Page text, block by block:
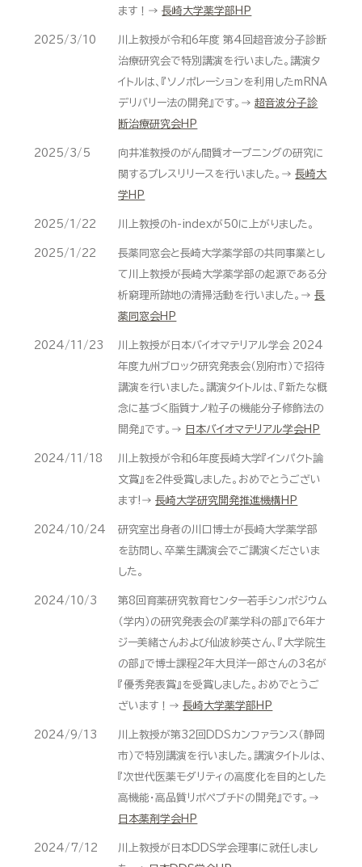
ます！→長崎大学薬学部HP
2025/3/10
川上教授が令和6年度 第4回超音波分子診断
治療研究会で特別講演を行いました。講演タ
イトルは、『ソノポレーションを利用したmRNA
デリバリー法の開発』です。→超音波分子診
断治療研究会HP
2025/3/5
向井准教授のがん間質オープニングの研究に
関するプレスリリースを行いました。→長崎大
学HP
2025/1/22 川上教授のh-indexが50に上がりました。
2025/1/22
長薬同窓会と長崎大学薬学部の共同事業とし
て川上教授が長崎大学薬学部の起源である分
析窮理所跡地の清掃活動を行いました。→長
薬同窓会HP
2024/11/23
川上教授が日本バイオマテリアル学会 2024
年度九州ブロック研究発表会（別府市）で招待
講演を行いました。講演タイトルは、『新たな概
念に基づく脂質ナノ粒子の機能分子修飾法の
開発』です。→
日本バイオマテリアル学会HP
2024/11/18
川上教授が令和6年度長崎大学『インパクト論
文賞』を2件受賞しました。おめでとうござい
ます!→長崎大学研究開発推進機構HP
2024/10/24
研究室出身者の川口博士が長崎大学薬学部
を訪問し、卒業生講演会でご講演くださいま
した。
2024/10/3
第8回育薬研究教育センター若手シンポジウム
（学内）の研究発表会の『薬学科の部』で6年ナ
ジー美緒さんおよび仙波紗英さん、『大学院生
の部』で博士課程2年大貝洋一郎さんの3名が
『優秀発表賞』を受賞しました。おめでとうご
ざいます！→長崎大学薬学部HP
2024/9/13
川上教授が第32回DDSカンファランス（静岡
市）で特別講演を行いました。講演タイトルは、
『次世代医薬モダリティの高度化を目的とした
高機能・高品質リポペプチドの開発』です。→
日本薬剤学会HP
2024/7/12
川上教授が日本DDS学会理事に就任しまし